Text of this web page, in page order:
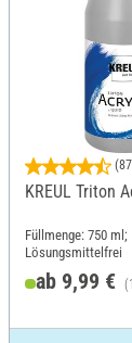
KREUL Triton
Füllmenge: 750 ml;
Lösungsmittelfrei
ab 9,99 €